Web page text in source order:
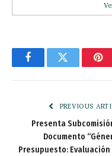
FacebookTwitter
PREVIOUS
Presenta
Documento
Presupuesto: